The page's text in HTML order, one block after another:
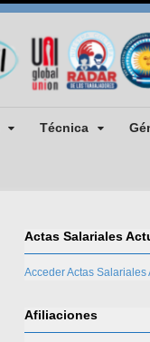
Técnica
Actas Salariales
Acceder Actas
Afiliaciones